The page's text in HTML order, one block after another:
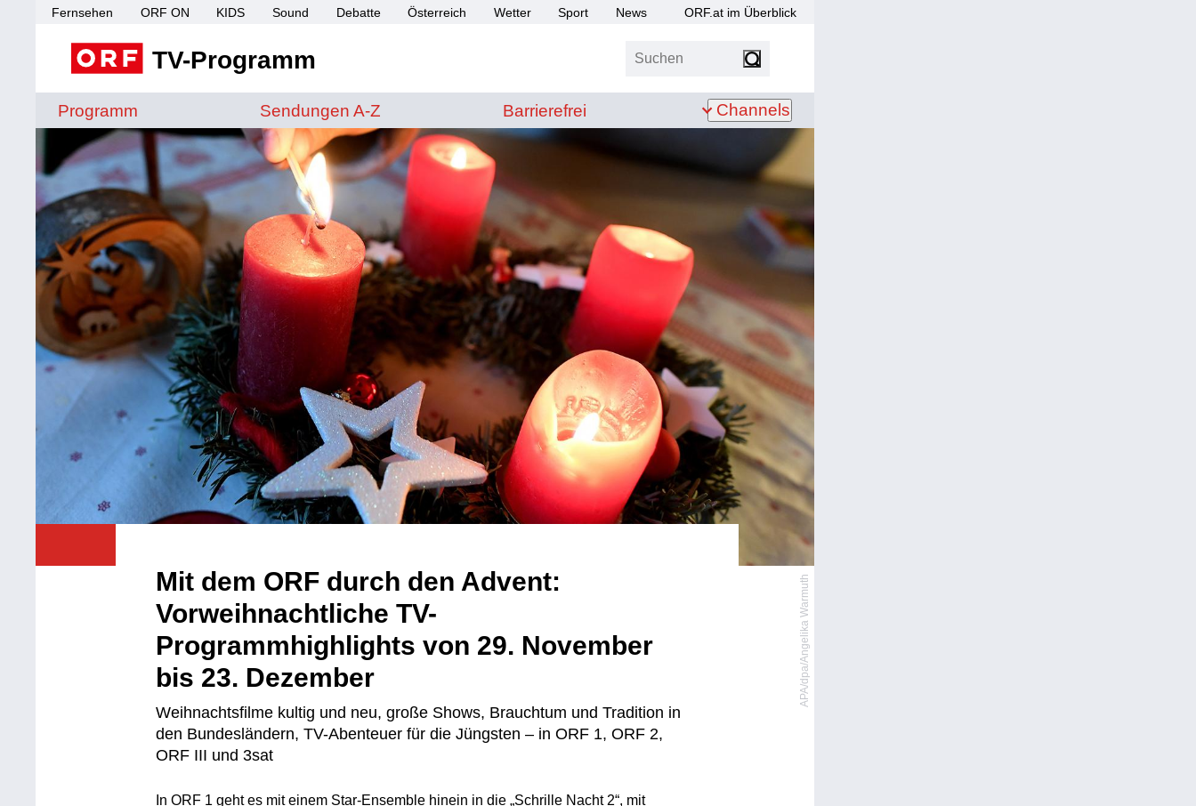
Fernsehen ORF ON KIDS Sound Debatte Österreich Wetter Sport News ORF.at im Überblick
TV-Programm Suchen
Programm Sendungen von A bis Z
Sendungen A-Z Barrierefrei
Barrierefrei Channels
APA/dpa/Angelika Warmuth
Mit dem ORF durch den Advent:
Vorweihnachtliche TV-
Programmhighlights von 29. November
bis 23. Dezember
Weihnachtsfilme kultig und neu, große Shows, Brauchtum und Tradition in
den Bundesländern, TV-Abenteuer für die Jüngsten – in ORF 1, ORF 2,
ORF III und 3sat
In ORF 1 geht es mit einem Star-Ensemble hinein in die „Schrille Nacht 2“, mit